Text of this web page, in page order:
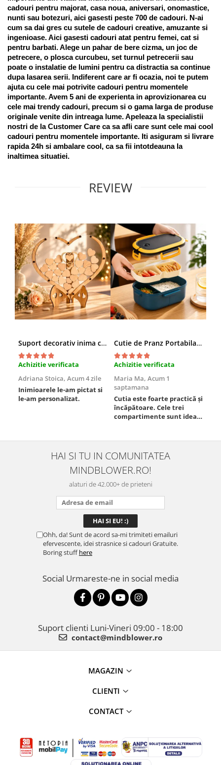
cadouri pentru majorat, casa noua, aniversari, onomastice,
nunti sau botezuri, aici gasesti peste 700 de cadouri. N-ai
cum sa dai gres cu sutele de cadouri creative, amuzante si
ingenioase. Aici gasesti cadouri atat pentru femei, cat si
pentru barbati. Alege un pahar de bere cizma, un joc de
petrecere, o plosca curcubeu, set turnul petrecerii sau
poate o instalatie de lumini pentru ca distractia sa continue
dupa lasarea serii. Indiferent care ar fi ocazia, noi te putem
ajuta cu cele mai potrivite cadouri pentru momentele
importante. Avem 5 ani de experienta in aprovizionarea cu
cele mai trendy cadouri, precum si o gama larga de produse
originale venite din intreaga lume. Apeleaza la specialistii
nostri de la Customer Care ca sa afli care sunt cele mai cool
cadouri pentru momentele importante. Iti asiguram si livrare
rapida 24h si ambalare cool, ca sa fii intotdeauna la
inaltimea situatiei.
REVIEW
Suport decorativ inima cu mesaje, Cadou cu suflet
Achizitie verificata
Adriana Stoica, Acum 4 zile
Inimioarele le-am pictat si
le-am personalizat.
Cutie de Pranz Portabila cu Compartimente
Achizitie verificata
Maria Ma, Acum 1
saptamana
Cutia este foarte practică și
încăpătoare. Cele trei
compartimente sunt ideale
este sigură, fără scurgeri. O
folosesc aproape zilnic la
serviciu și sunt foarte
mulțumită.
HAI SI TU IN COMUNITATEA
MINDBLOWER.RO!
alaturi de 42.000+ de prieteni
Ohh, da! Sunt de acord sa-mi trimiteti emailuri
efervescente, idei strasnice si cadouri Gratuite.
Boring stuffhere
Social Urmareste-ne in social media
Suport clienti Luni-Vineri 09:00 - 18:00
contact@mindblower.ro
MAGAZIN
CLIENTI
CONTACT